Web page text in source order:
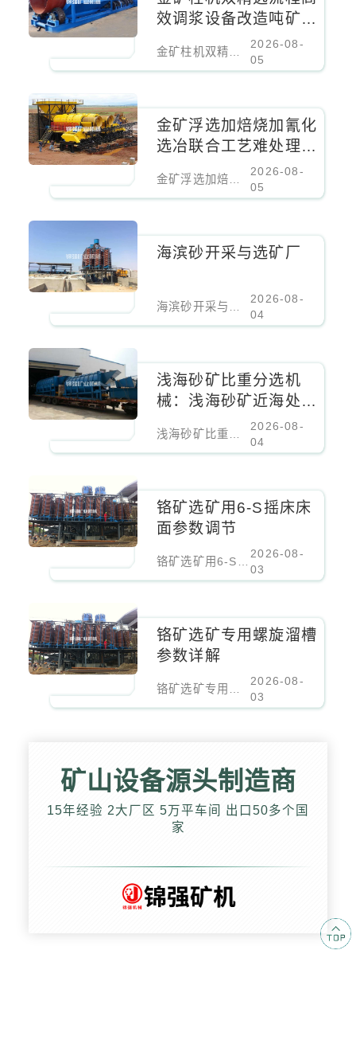
效调浆设备改造吨矿成
本降低百分之二十
2026-08-
05
金矿浮选加焙烧加氰化
选冶联合工艺难处理金
2026-08-
05
海滨砂开采与选矿厂
2026-08-
04
浅海砂矿比重分选机
械：浅海砂矿近海处理
2026-08-
04
铬矿选矿用6-S摇床床
面参数调节
2026-08-
03
铬矿选矿专用螺旋溜槽
参数详解
2026-08-
03
矿山设备源头制造商
15年经验 2大厂区 5万平车间 出口50多个国
家